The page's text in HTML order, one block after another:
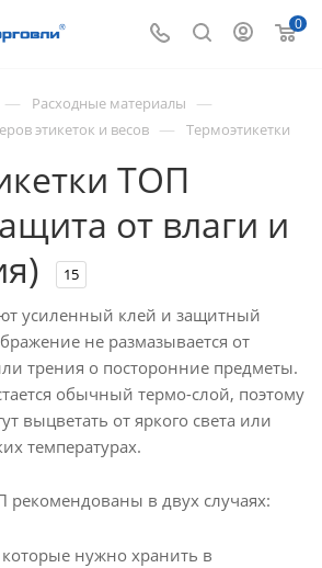
0
— Расходные материалы —
этикеток и весов — Термоэтикетки
ТОП
от влаги и
15
усиленный клей и защитный
не размазывается от
трения о посторонние предметы.
обычный термо-слой, поэтому
выцветать от яркого света или
температурах.
рекомендованы в двух случаях:
нужно хранить в